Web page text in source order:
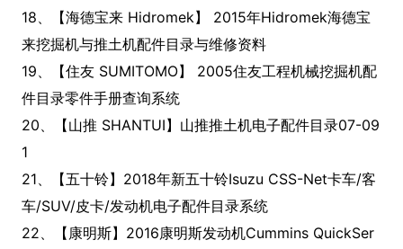
18、【海德宝来 Hidromek】 2015年Hidromek海德宝
来挖掘机与推土机配件目录与维修资料
19、【住友 SUMITOMO】 2005住友工程机械挖掘机配
件目录零件手册查询系统
20、【山推 SHANTUI】山推推土机电子配件目录07-09
1
21、【五十铃】2018年新五十铃Isuzu CSS-Net卡车/客
车/SUV/皮卡/发动机电子配件目录系统
22、【康明斯】2016康明斯发动机Cummins QuickSer